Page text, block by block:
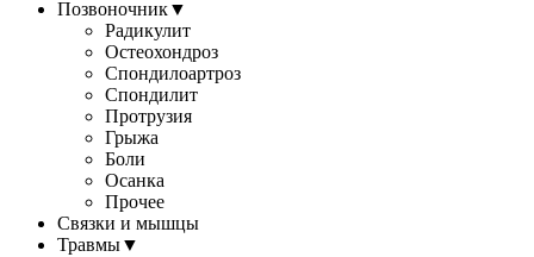
Позвоночник▼
Радикулит
Остеохондроз
Спондилоартроз
Спондилит
Протрузия
Грыжа
Боли
Осанка
Прочее
Связки и мышцы
Травмы▼